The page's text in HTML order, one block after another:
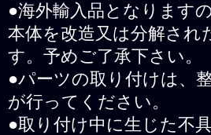
●海外輸入品となります
本体を改造又は分解され
す。予めご了承下さい。
●パーツの取り付けは、
が行ってください。
●取り付け中に生じた不